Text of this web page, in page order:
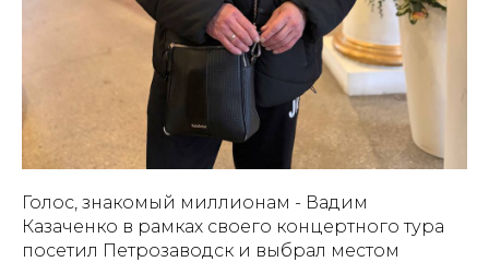
Голос, знакомый миллионам - Вадим
Казаченко в рамках своего концертного тура
посетил Петрозаводск и выбрал местом